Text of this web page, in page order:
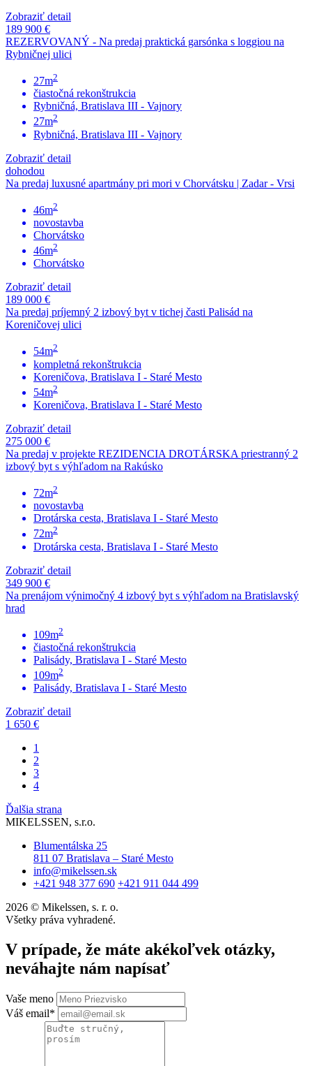
Zobraziť detail
189 900 €
REZERVOVANÝ - Na predaj praktická garsónka s loggiou na
Rybničnej ulici
27m2
čiastočná rekonštrukcia
Rybničná, Bratislava III - Vajnory
27m2
Rybničná, Bratislava III - Vajnory
Zobraziť detail
dohodou
Na predaj luxusné apartmány pri mori v Chorvátsku | Zadar - Vrsi
46m2
novostavba
Chorvátsko
46m2
Chorvátsko
Zobraziť detail
189 000 €
Na predaj príjemný 2 izbový byt v tichej časti Palisád na
Koreničovej ulici
54m2
kompletná rekonštrukcia
Koreničova, Bratislava I - Staré Mesto
54m2
Koreničova, Bratislava I - Staré Mesto
Zobraziť detail
275 000 €
Na predaj v projekte REZIDENCIA DROTÁRSKA priestranný 2
izbový byt s výhľadom na Rakúsko
72m2
novostavba
Drotárska cesta, Bratislava I - Staré Mesto
72m2
Drotárska cesta, Bratislava I - Staré Mesto
Zobraziť detail
349 900 €
Na prenájom výnimočný 4 izbový byt s výhľadom na Bratislavský
hrad
109m2
čiastočná rekonštrukcia
Palisády, Bratislava I - Staré Mesto
109m2
Palisády, Bratislava I - Staré Mesto
Zobraziť detail
1 650 €
1
2
3
4
Ďalšia strana
MIKELSSEN, s.r.o.
Blumentálska 25
811 07 Bratislava – Staré Mesto
info@mikelssen.sk
+421 948 377 690 +421 911 044 499
2026 © Mikelssen, s. r. o.
Všetky práva vyhradené.
V prípade, že máte akékoľvek otázky,
neváhajte nám napísať
Vaše meno
Váš email*